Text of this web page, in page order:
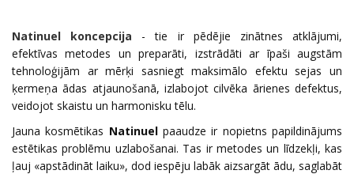
Natinuel koncepcija
- tie ir pēdējie zinātnes atklājumi,
efektīvas metodes un preparāti, izstrādāti ar īpaši augstām
tehnoloģijām ar mērķi sasniegt maksimālo efektu sejas un
ķermeņa ādas atjaunošanā, izlabojot cilvēka ārienes defektus,
veidojot skaistu un harmonisku tēlu.
Jauna kosmētikas Natinuelpaaudze ir nopietns papildinājums
estētikas problēmu uzlabošanai. Tas ir metodes un līdzekļi, kas
ļauj «apstādināt laiku», dod iespēju labāk aizsargāt ādu, saglabāt